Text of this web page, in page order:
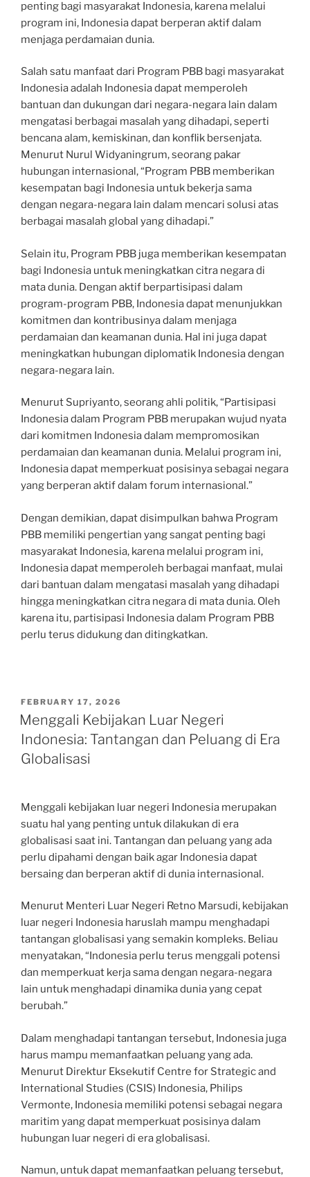
penting bagi masyarakat Indonesia, karena melalui
program ini, Indonesia dapat berperan aktif dalam
menjaga perdamaian dunia.
Salah satu manfaat dari Program PBB bagi masyarakat
Indonesia adalah Indonesia dapat memperoleh
bantuan dan dukungan dari negara-negara lain dalam
mengatasi berbagai masalah yang dihadapi, seperti
bencana alam, kemiskinan, dan konflik bersenjata.
Menurut Nurul Widyaningrum, seorang pakar
hubungan internasional, “Program PBB memberikan
kesempatan bagi Indonesia untuk bekerja sama
dengan negara-negara lain dalam mencari solusi atas
berbagai masalah global yang dihadapi.”
Selain itu, Program PBB juga memberikan kesempatan
bagi Indonesia untuk meningkatkan citra negara di
mata dunia. Dengan aktif berpartisipasi dalam
program-program PBB, Indonesia dapat menunjukkan
komitmen dan kontribusinya dalam menjaga
perdamaian dan keamanan dunia. Hal ini juga dapat
meningkatkan hubungan diplomatik Indonesia dengan
negara-negara lain.
Menurut Supriyanto, seorang ahli politik, “Partisipasi
Indonesia dalam Program PBB merupakan wujud nyata
dari komitmen Indonesia dalam mempromosikan
perdamaian dan keamanan dunia. Melalui program ini,
Indonesia dapat memperkuat posisinya sebagai negara
yang berperan aktif dalam forum internasional.”
Dengan demikian, dapat disimpulkan bahwa Program
PBB memiliki pengertian yang sangat penting bagi
masyarakat Indonesia, karena melalui program ini,
Indonesia dapat memperoleh berbagai manfaat, mulai
dari bantuan dalam mengatasi masalah yang dihadapi
hingga meningkatkan citra negara di mata dunia. Oleh
karena itu, partisipasi Indonesia dalam Program PBB
perlu terus didukung dan ditingkatkan.
POSTED
ON
FEBRUARY 17, 2026
Menggali Kebijakan Luar Negeri
Indonesia: Tantangan dan Peluang di Era
Globalisasi
Menggali kebijakan luar negeri Indonesia merupakan
suatu hal yang penting untuk dilakukan di era
globalisasi saat ini. Tantangan dan peluang yang ada
perlu dipahami dengan baik agar Indonesia dapat
bersaing dan berperan aktif di dunia internasional.
Menurut Menteri Luar Negeri Retno Marsudi, kebijakan
luar negeri Indonesia haruslah mampu menghadapi
tantangan globalisasi yang semakin kompleks. Beliau
menyatakan, “Indonesia perlu terus menggali potensi
dan memperkuat kerja sama dengan negara-negara
lain untuk menghadapi dinamika dunia yang cepat
berubah.”
Dalam menghadapi tantangan tersebut, Indonesia juga
harus mampu memanfaatkan peluang yang ada.
Menurut Direktur Eksekutif Centre for Strategic and
International Studies (CSIS) Indonesia, Philips
Vermonte, Indonesia memiliki potensi sebagai negara
maritim yang dapat memperkuat posisinya dalam
hubungan luar negeri di era globalisasi.
Namun, untuk dapat memanfaatkan peluang tersebut,